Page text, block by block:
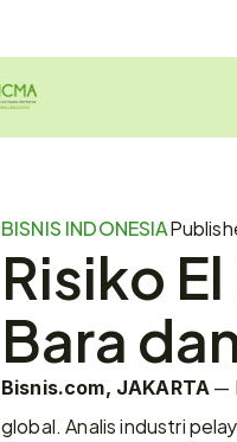
BISNIS INDONESIA
Risiko
Bara
Bisnis.com, JAKARTA —
global. Analis industri